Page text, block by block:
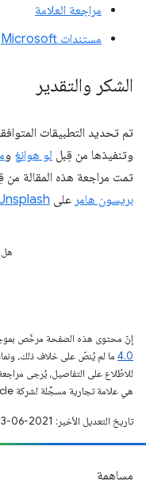
مراجعة العلامة
مستندات Microsoft
الشكر والتقدير
وتنفيذها من قِبل لو هوانغ و
تمت مراجعة هذه المقالة من
بريسون هامر على
هل
إنّ محتوى هذه الصفحة مرخّص
4.0‏ ما لم يُنصّ على خلاف ذلك،
للاطّلاع على التفاصيل، يُرجى
هي علامة تجارية مسجَّلة لشركة Oracle و/أو شركائها التابعين.
تاريخ التعديل الأخير: 2021-06-03 (حسب التوقيت العالمي المتفَّق عليه)
مساهمة